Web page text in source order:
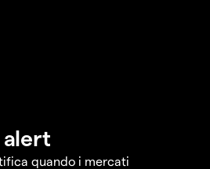
alert
quando i mercati